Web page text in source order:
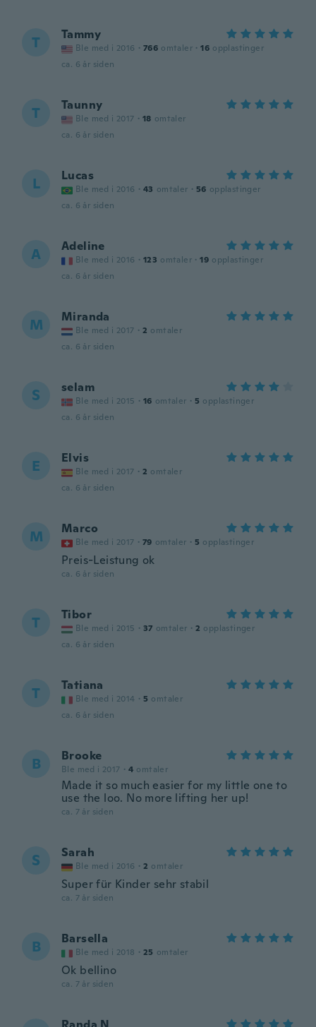
T Tammy
Ble med i 2016 · 766 omtaler · 16 opplastinger
ca. 6 år siden
T Taunny
Ble med i 2017 · 18 omtaler
ca. 6 år siden
L Lucas
Ble med i 2016 · 43 omtaler · 56 opplastinger
ca. 6 år siden
A Adeline
Ble med i 2016 · 123 omtaler · 19 opplastinger
ca. 6 år siden
M Miranda
Ble med i 2017 · 2 omtaler
ca. 6 år siden
S selam
Ble med i 2015 · 16 omtaler · 5 opplastinger
ca. 6 år siden
E Elvis
Ble med i 2017 · 2 omtaler
ca. 6 år siden
M Marco
Ble med i 2017 · 79 omtaler · 5 opplastinger
Preis-Leistung ok
ca. 6 år siden
T Tibor
Ble med i 2015 · 37 omtaler · 2 opplastinger
ca. 6 år siden
T Tatiana
Ble med i 2014 · 5 omtaler
ca. 6 år siden
B Brooke
Ble med i 2017 · 4 omtaler
Made it so much easier for my little one to
use the loo. No more lifting her up!
ca. 7 år siden
S Sarah
Ble med i 2016 · 2 omtaler
Super für Kinder sehr stabil
ca. 7 år siden
B Barsella
Ble med i 2018 · 25 omtaler
Ok bellino
ca. 7 år siden